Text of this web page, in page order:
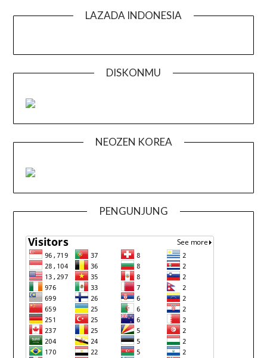
LAZADA INDONESIA
DISKONMU
NEOZEN KOREA
PENGUNJUNG